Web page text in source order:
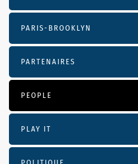
PARIS-BROOKLYN
PARTENAIRES
PEOPLE
PLAY IT